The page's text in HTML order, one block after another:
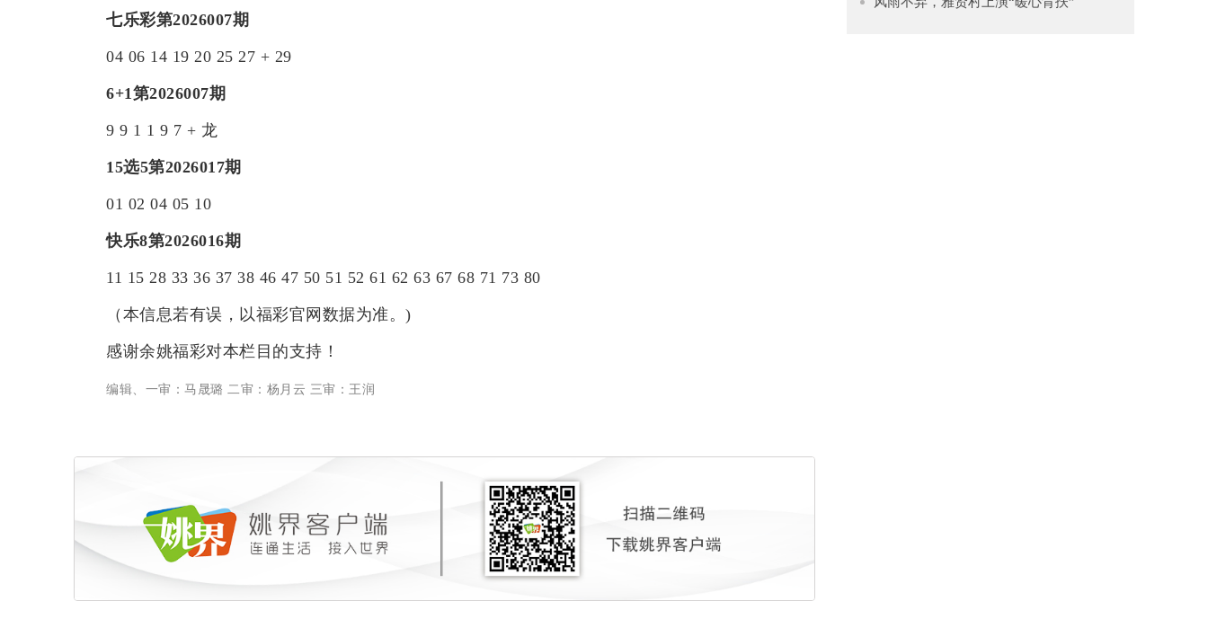
七乐彩第2026007期
04 06 14 19 20 25 27 + 29
6+1第2026007期
9 9 1 1 9 7 + 龙
15选5第2026017期
01 02 04 05 10
快乐8第2026016期
11 15 28 33 36 37 38 46 47 50 51 52 61 62 63 67 68 71 73 80
（本信息若有误，以福彩官网数据为准。)
感谢余姚福彩对本栏目的支持！
编辑、一审：马晟璐 二审：杨月云 三审：王润